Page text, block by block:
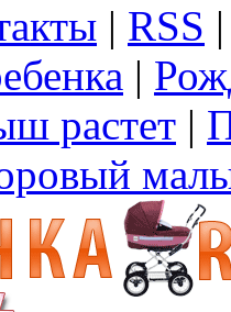
| RSS
|
растет |